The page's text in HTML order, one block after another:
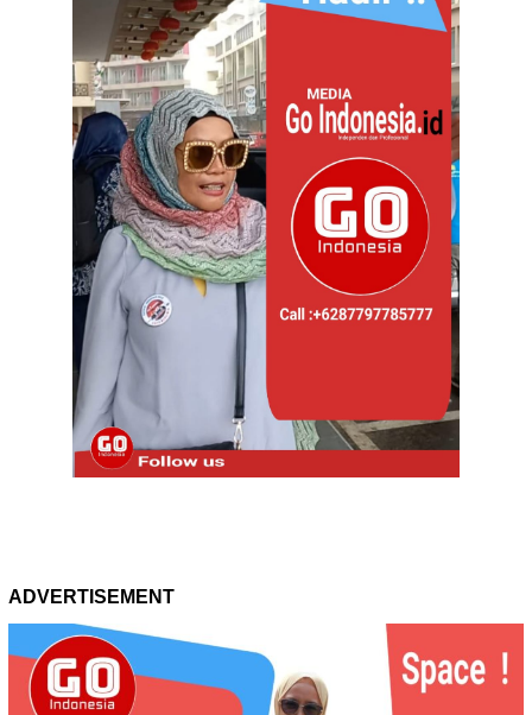
ADVERTISEMENT